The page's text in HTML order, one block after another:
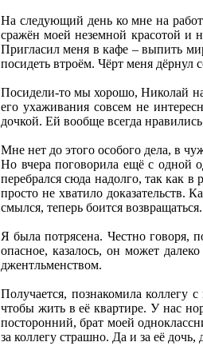
На следующий день ко мне на
сражён моей неземной красотой и
Пригласил меня в кафе – выпить
посидеть втроём. Чёрт меня дёрнул
Посидели-то мы хорошо, Николай
его ухаживания совсем не
дочкой. Ей вообще всегда
Мне нет до этого особого дела, в
Но вчера поговорила ещё с одной
перебрался сюда надолго, так как
просто не хватило доказательств.
смылся, теперь боится возвращаться.
Я была потрясена. Честно говоря,
опасное, казалось, он может
джентльменством.
Получается, познакомила коллегу
чтобы жить в её квартире. У нас
посторонний, брат моей
за коллегу страшно. Да и за её